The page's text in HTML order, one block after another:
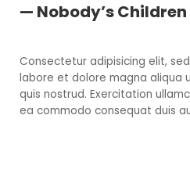
— Nobody’s
Consectetur adipisicing elit,
labore et dolore magna aliqua
quis nostrud. Exercitation
ea commodo consequat duis